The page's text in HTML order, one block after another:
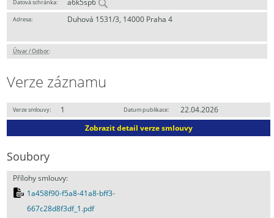
Datová schránka: a6k5sp6
Adresa: Duhová 1531/3, 14000 Praha 4
Útvar / Odbor:
Verze záznamu
Verze smlouvy: 1 Datum publikace:
22.04.2026
Zobrazit detail verze smlouvy
Soubory
Přílohy smlouvy:
1a458f90-f5a8-41a8-bff3-
667c28d8f3df_1.pdf